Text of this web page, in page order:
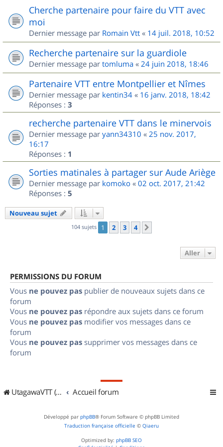
Cherche partenaire pour faire du VTT avec
moi
Dernier message par Romain Vtt « 14 juil. 2018, 10:52
Recherche partenaire sur la guardiole
Dernier message par tomluma « 24 juin 2018, 18:46
Partenaire VTT entre Montpellier et Nîmes
Dernier message par kentin34 « 16 janv. 2018, 18:42
Réponses : 3
recherche partenaire VTT dans le minervois
Dernier message par yann34310 « 25 nov. 2017,
16:17
Réponses : 1
Sorties matinales à partager sur Aude Ariège
Dernier message par komoko « 02 oct. 2017, 21:42
Réponses : 5
Nouveau sujet
104 sujets 1 2 3 4
Aller
PERMISSIONS DU FORUM
Vous ne pouvez pas publier de nouveaux sujets dans ce
forum
Vous ne pouvez pas répondre aux sujets dans ce forum
Vous ne pouvez pas modifier vos messages dans ce
forum
Vous ne pouvez pas supprimer vos messages dans ce
forum
UtagawaVTT (Randos VTT et VTTAE avec traces GPS) Accueil forum
Développé par phpBB® Forum Software © phpBB Limited
Traduction française officielle © Qiaeru
Optimized by: phpBB SEO